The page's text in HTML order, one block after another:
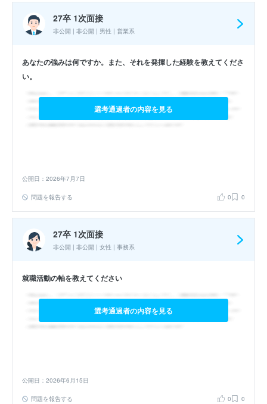
27卒 1次面接
非公開 | 非公開 | 男性 | 営業系
あなたの強みは何ですか。また、それを発揮した経験を教えてくださ
い。
選考通過者の内容を見る
公開日：2026年7月7日
問題を報告する 0 0
27卒 1次面接
非公開 | 非公開 | 女性 | 事務系
就職活動の軸を教えてください
選考通過者の内容を見る
公開日：2026年6月15日
問題を報告する 0 0